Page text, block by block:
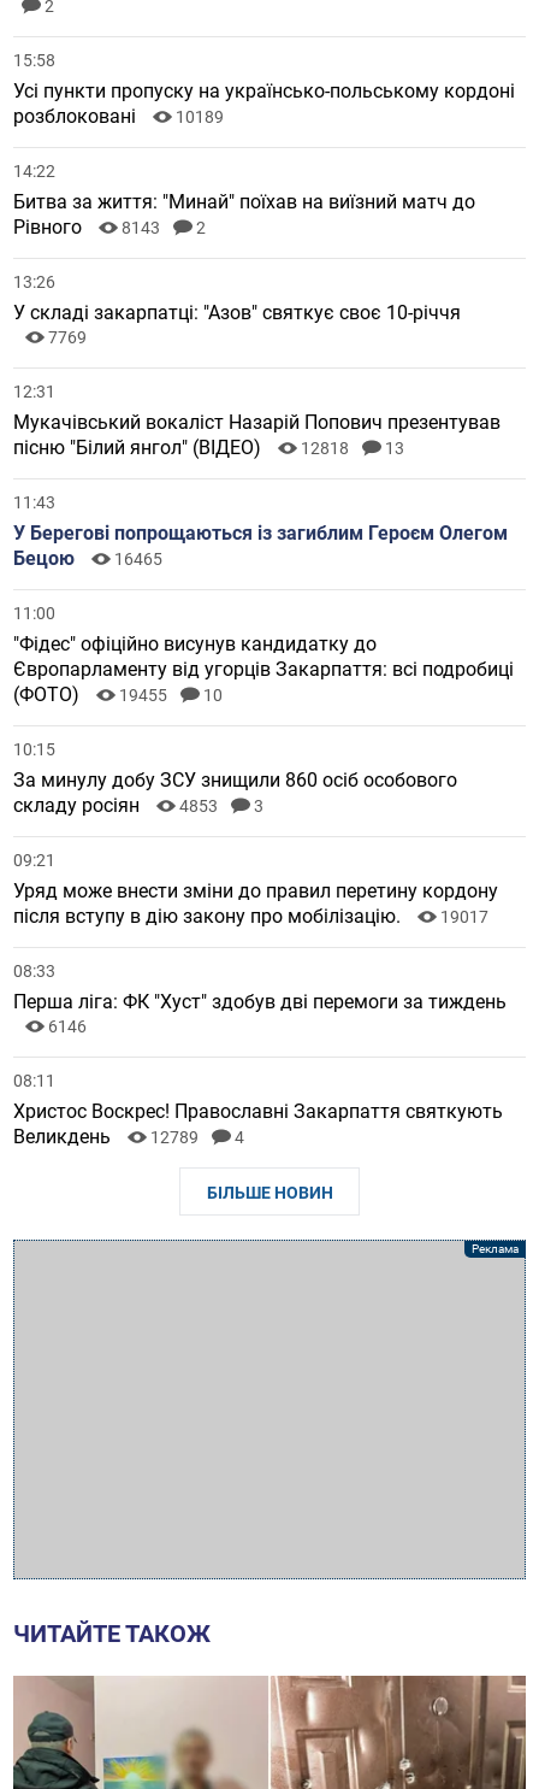
2
15:58
Усі пункти пропуску на українсько-польському кордоні
розблоковані
10189
14:22
Битва за життя: "Минай" поїхав на виїзний матч до
Рівного
8143 2
13:26
У складі закарпатці: "Азов" святкує своє 10-річчя
7769
12:31
Мукачівський вокаліст Назарій Попович презентував
пісню "Білий янгол" (ВІДЕО)
12818 13
11:43
У Берегові попрощаються із загиблим Героєм Олегом
Бецою
16465
11:00
"Фідес" офіційно висунув кандидатку до
Європарламенту від угорців Закарпаття: всі подробиці
(ФОТО)
19455 10
10:15
За минулу добу ЗСУ знищили 860 осіб особового
складу росіян
4853 3
09:21
Уряд може внести зміни до правил перетину кордону
після вступу в дію закону про мобілізацію.
19017
08:33
Перша ліга: ФК "Хуст" здобув дві перемоги за тиждень
6146
08:11
Христос Воскрес! Православні Закарпаття святкують
Великдень
12789 4
БІЛЬШЕ НОВИН
ЧИТАЙТЕ ТАКОЖ